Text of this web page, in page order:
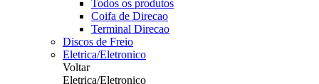
Todos os produtos
Coifa de Direcao
Terminal Direcao
Discos de Freio
Eletrica/Eletronico
Voltar
Eletrica/Eletronico